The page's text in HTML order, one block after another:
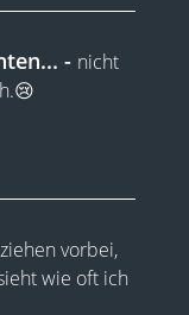
nicht
vorbei,
wie oft ich